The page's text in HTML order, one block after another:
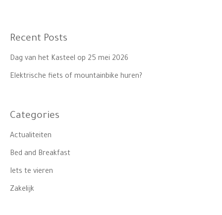
Recent Posts
Dag van het Kasteel op 25 mei 2026
Elektrische fiets of mountainbike huren?
Categories
Actualiteiten
Bed and Breakfast
Iets te vieren
Zakelijk